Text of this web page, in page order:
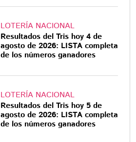
LOTERÍA NACIONAL
Resultados del Tris hoy 4 de
agosto de 2026: LISTA completa
de los números ganadores
LOTERÍA NACIONAL
Resultados del Tris hoy 5 de
agosto de 2026: LISTA completa
de los números ganadores